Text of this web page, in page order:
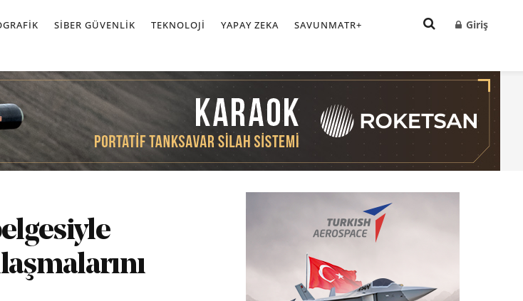
SIBER GÜVENLIK TEKNOLOJI YAPAY ZEKA SAVUNMATR+ Giriş